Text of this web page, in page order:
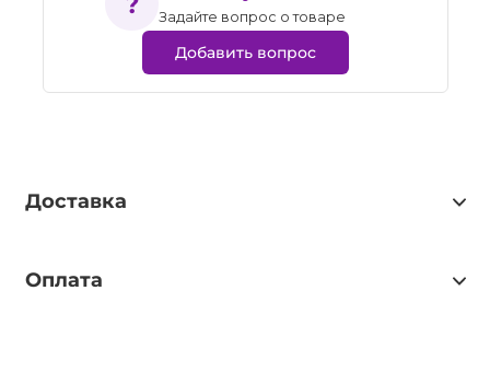
Задайте вопрос о товаре
Добавить вопрос
Доставка
Оплата